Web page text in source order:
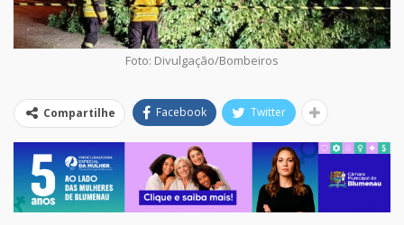
Foto: Divulgação/Bombeiros
Compartilhe Facebook Twitter